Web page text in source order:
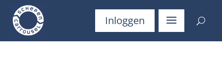
Inloggen